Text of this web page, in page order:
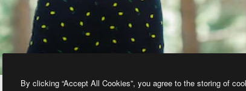
By clicking “Accept All Cookies”, you agree to the storing of